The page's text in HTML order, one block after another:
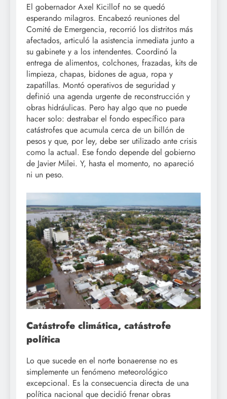
El gobernador Axel Kicillof no se quedó
esperando milagros. Encabezó reuniones del
Comité de Emergencia, recorrió los distritos más
afectados, articuló la asistencia inmediata junto a
su gabinete y a los intendentes. Coordinó la
entrega de alimentos, colchones, frazadas, kits de
limpieza, chapas, bidones de agua, ropa y
zapatillas. Montó operativos de seguridad y
definió una agenda urgente de reconstrucción y
obras hidráulicas. Pero hay algo que no puede
hacer solo: destrabar el fondo específico para
catástrofes que acumula cerca de un billón de
pesos y que, por ley, debe ser utilizado ante crisis
como la actual. Ese fondo depende del gobierno
de Javier Milei. Y, hasta el momento, no apareció
ni un peso.
Catástrofe climática, catástrofe
política
Lo que sucede en el norte bonaerense no es
simplemente un fenómeno meteorológico
excepcional. Es la consecuencia directa de una
política nacional que decidió frenar obras